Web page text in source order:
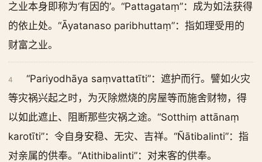
之业本身即称为‘有因的’。“Pattagataṃ”：成为如法获得
的依止处。“Āyatanaso paribhuttaṃ”：指如理受用的
财富之业。
4
“Pariyodhāya saṃvattatīti”：遮护而行。譬如火灾
等灾祸兴起之时，为灭除燃烧的房屋等而施舍财物，得
以如此遮止、阻断那些灾祸之途。“Sotthiṃ attānaṃ
karotīti”：令自身安稳、无灾、吉祥。“Ñātibalinti”：指
对亲属的供奉。“Atithibalinti”：对来客的供奉。